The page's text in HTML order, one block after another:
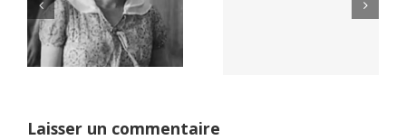
Netflix Field of
Dreams (1989)
Yaïr Golan : une
Laisser un commentaire